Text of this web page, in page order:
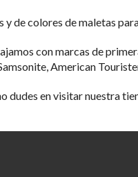
de colores de maletas
con marcas de
American
dudes en visitar nuestra